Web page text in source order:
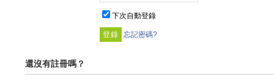
下次自動登錄
忘記密碼?
還沒有註冊嗎？